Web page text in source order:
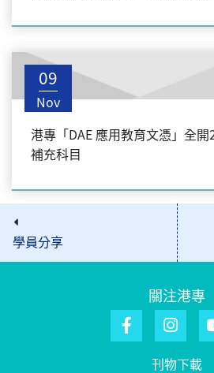
09
Nov
港專「DAE 應用教育文憑」全
補充科目
學員分享
關注港專
刊物下載